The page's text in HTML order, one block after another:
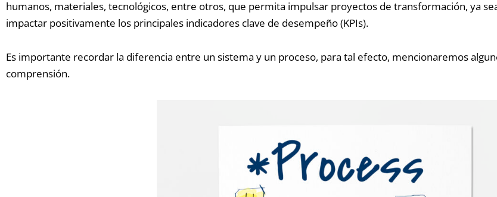
humanos, materiales, tecnológicos, entre otros, que permita impulsar proyectos de transformación, ya
impactar positivamente los principales indicadores clave de desempeño (KPIs).
Es importante recordar la diferencia entre un sistema y un proceso, para tal efecto, mencionaremos
comprensión.